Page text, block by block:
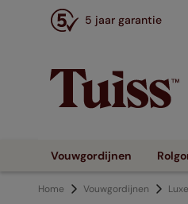
5 jaar garantie
Vouwgordijnen
Home Vouwgordijnen